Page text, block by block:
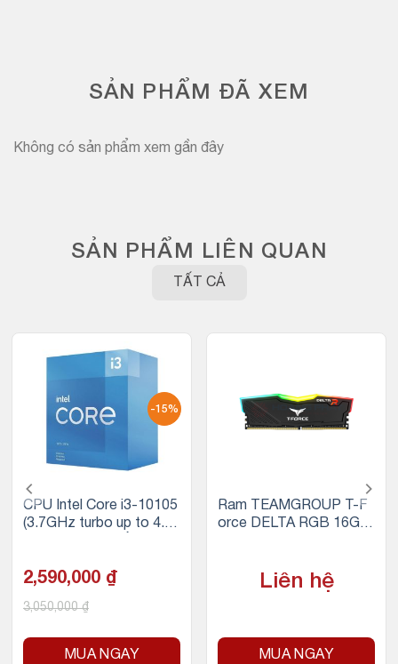
SẢN PHẨM ĐÃ XEM
Không có sản phẩm xem gần đây
SẢN PHẨM LIÊN QUAN
TẤT CẢ
-15%
CPU Intel Core i3-10105
(3.7GHz turbo up to 4.4
2,590,000 ₫
3,050,000₫
MUA NGAY
Ram TEAMGROUP T-F
orce DELTA RGB 16GB
Liên hệ
MUA NGAY